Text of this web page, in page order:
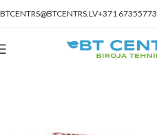
BTCENTRS@BTCENTRS.LV+371 67355773